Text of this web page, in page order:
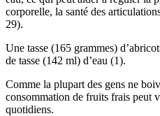
corporelle, la santé des
29).
Une tasse (165 grammes)
de tasse (142 ml) d’eau (1).
Comme la plupart des gens ne
consommation de fruits frais peut
quotidiens.